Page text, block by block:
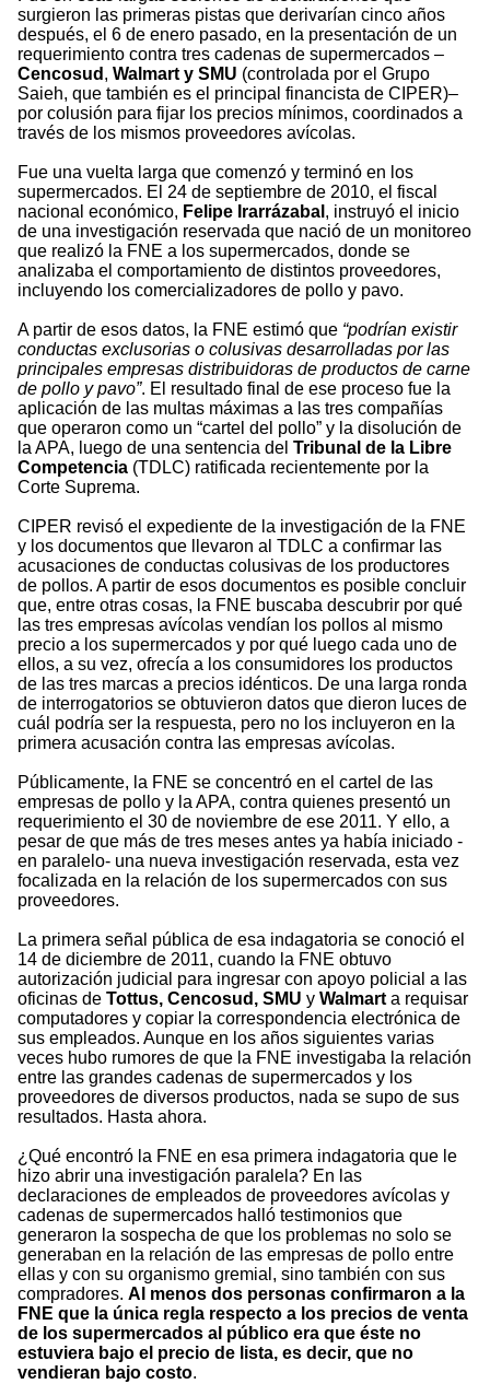
surgieron las primeras pistas que derivarían cinco años
después, el 6 de enero pasado, en la presentación de un
requerimiento contra tres cadenas de supermercados –
Cencosud , Walmart y SMU (controlada por el Grupo
Saieh, que también es el principal financista de CIPER)–
por colusión para fijar los precios mínimos, coordinados a
través de los mismos proveedores avícolas.
Fue una vuelta larga que comenzó y terminó en los
supermercados. El 24 de septiembre de 2010, el fiscal
nacional económico, Felipe Irarrázabal , instruyó el inicio
de una investigación reservada que nació de un monitoreo
que realizó la FNE a los supermercados, donde se
analizaba el comportamiento de distintos proveedores,
incluyendo los comercializadores de pollo y pavo.
A partir de esos datos, la FNE estimó que “podrían existir
conductas exclusorias o colusivas desarrolladas por las
principales empresas distribuidoras de productos de carne
de pollo y pavo”. El resultado final de ese proceso fue la
aplicación de las multas máximas a las tres compañías
que operaron como un “cartel del pollo” y la disolución de
la APA, luego de una sentencia del Tribunal de la Libre
Competencia (TDLC) ratificada recientemente por la
Corte Suprema.
CIPER revisó el expediente de la investigación de la FNE
y los documentos que llevaron al TDLC a confirmar las
acusaciones de conductas colusivas de los productores
de pollos. A partir de esos documentos es posible concluir
que, entre otras cosas, la FNE buscaba descubrir por qué
las tres empresas avícolas vendían los pollos al mismo
precio a los supermercados y por qué luego cada uno de
ellos, a su vez, ofrecía a los consumidores los productos
de las tres marcas a precios idénticos. De una larga ronda
de interrogatorios se obtuvieron datos que dieron luces de
cuál podría ser la respuesta, pero no los incluyeron en la
primera acusación contra las empresas avícolas.
Públicamente, la FNE se concentró en el cartel de las
empresas de pollo y la APA, contra quienes presentó un
requerimiento el 30 de noviembre de ese 2011. Y ello, a
pesar de que más de tres meses antes ya había iniciado -
en paralelo- una nueva investigación reservada, esta vez
focalizada en la relación de los supermercados con sus
proveedores.
La primera señal pública de esa indagatoria se conoció el
14 de diciembre de 2011, cuando la FNE obtuvo
autorización judicial para ingresar con apoyo policial a las
oficinas de Tottus, Cencosud, SMU y Walmart a requisar
computadores y copiar la correspondencia electrónica de
sus empleados. Aunque en los años siguientes varias
veces hubo rumores de que la FNE investigaba la relación
entre las grandes cadenas de supermercados y los
proveedores de diversos productos, nada se supo de sus
resultados. Hasta ahora.
¿Qué encontró la FNE en esa primera indagatoria que le
hizo abrir una investigación paralela? En las
declaraciones de empleados de proveedores avícolas y
cadenas de supermercados halló testimonios que
generaron la sospecha de que los problemas no solo se
generaban en la relación de las empresas de pollo entre
ellas y con su organismo gremial, sino también con sus
compradores. Al menos dos personas confirmaron a la
FNE que la única regla respecto a los precios de venta
de los supermercados al público era que éste no
estuviera bajo el precio de lista, es decir, que no
vendieran bajo costo.